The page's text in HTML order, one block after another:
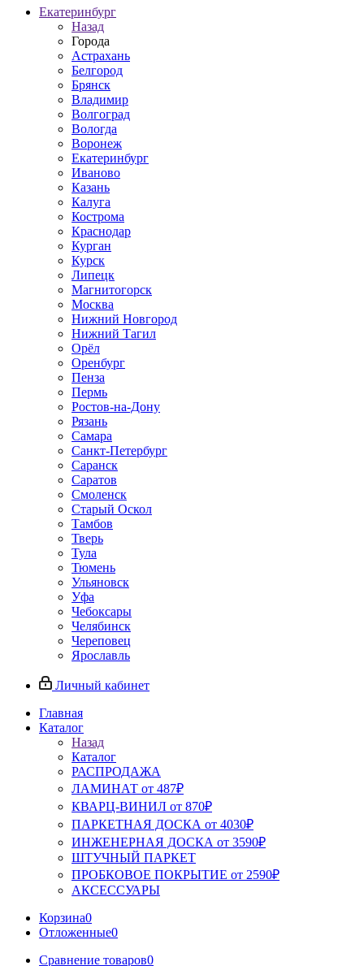
Екатеринбург
Назад
Города
Астрахань
Белгород
Брянск
Владимир
Волгоград
Вологда
Воронеж
Екатеринбург
Иваново
Казань
Калуга
Кострома
Краснодар
Курган
Курск
Липецк
Магнитогорск
Москва
Нижний Новгород
Нижний Тагил
Орёл
Оренбург
Пенза
Пермь
Ростов‑на‑Дону
Рязань
Самара
Санкт‑Петербург
Саранск
Саратов
Смоленск
Старый Оскол
Тамбов
Тверь
Тула
Тюмень
Ульяновск
Уфа
Чебоксары
Челябинск
Череповец
Ярославль
Личный кабинет
Главная
Каталог
Назад
Каталог
РАСПРОДАЖА
ЛАМИНАТ от 487₽
КВАРЦ-ВИНИЛ от 870₽
ПАРКЕТНАЯ ДОСКА от 4030₽
ИНЖЕНЕРНАЯ ДОСКА от 3590₽
ШТУЧНЫЙ ПАРКЕТ
ПРОБКОВОЕ ПОКРЫТИЕ от 2590₽
АКСЕССУАРЫ
Корзина0
Отложенные0
Сравнение товаров0